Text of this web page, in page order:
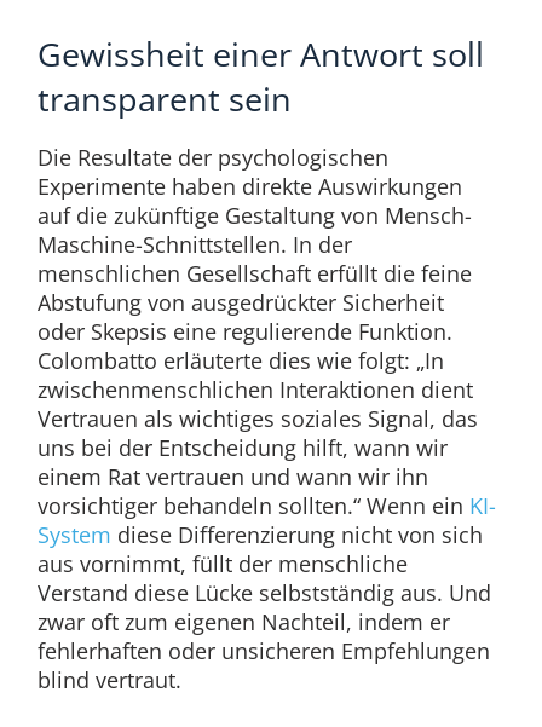
Gewissheit einer Antwort soll
transparent sein
Die Resultate der psychologischen
Experimente haben direkte Auswirkungen
auf die zukünftige Gestaltung von Mensch-
Maschine-Schnittstellen. In der
menschlichen Gesellschaft erfüllt die feine
Abstufung von ausgedrückter Sicherheit
oder Skepsis eine regulierende Funktion.
Colombatto erläuterte dies wie folgt: „In
zwischenmenschlichen Interaktionen dient
Vertrauen als wichtiges soziales Signal, das
uns bei der Entscheidung hilft, wann wir
einem Rat vertrauen und wann wir ihn
vorsichtiger behandeln sollten.“ Wenn ein KI-
System diese Differenzierung nicht von sich
aus vornimmt, füllt der menschliche
Verstand diese Lücke selbstständig aus. Und
zwar oft zum eigenen Nachteil, indem er
fehlerhaften oder unsicheren Empfehlungen
blind vertraut.